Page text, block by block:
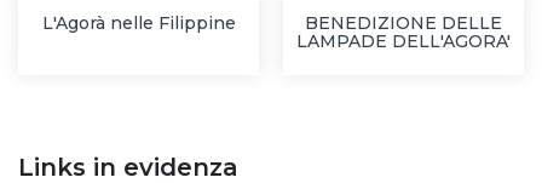
L'Agorà nelle Filippine
BENEDIZIONE DELLE
LAMPADE DELL'AGORA'
Links in evidenza